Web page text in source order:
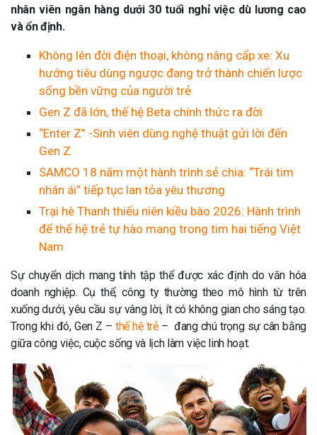
nhân viên ngân hàng dưới 30 tuổi nghỉ việc dù lương cao
và ổn định.
Không lên đời điện thoại, không nâng cấp xe: Xu
hướng tiêu dùng ngược đang trở thành chiến lược
sống bền vững của người trẻ
Gen Z đã lớn, thế hệ Beta chính thức ra đời
“Enter Z” -Sinh viên dùng nghệ thuật gửi lời đến
Gen Z
SAMCO 18 năm một hành trình sẻ chia: “Trái tim
nhân ái” tiếp tục lan tỏa yêu thương
Trại hè Thanh thiếu niên kiều bào 2026: Hành trình
để thế hệ trẻ tự hào mang trong tim hai tiếng Việt
Nam
Sự chuyển dịch mang tính tập thể được xác định do văn hóa
doanh nghiệp. Cụ thể, công ty thường theo mô hình từ trên
xuống dưới, yêu cầu sự vâng lời, ít có không gian cho sáng tạo.
Trong khi đó, Gen Z – thế hệ trẻ– đang chú trọng sự cân bằng
giữa công việc, cuộc sống và lịch làm việc linh hoạt.